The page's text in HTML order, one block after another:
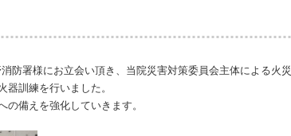
防署様にお立会い頂き、当院災害対策委員会主体による火災
器訓練を行いました。
備えを強化していきます。